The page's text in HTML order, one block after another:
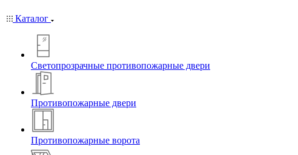
Каталог
Светопрозрачные противопожарные двери
Противопожарные двери
Противопожарные ворота